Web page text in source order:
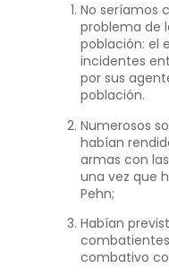
No seríamos
problema de
población: el
incidentes
por sus
población.
Numerosos
habían
armas con
una vez que
Pehn;
Habían
combativo